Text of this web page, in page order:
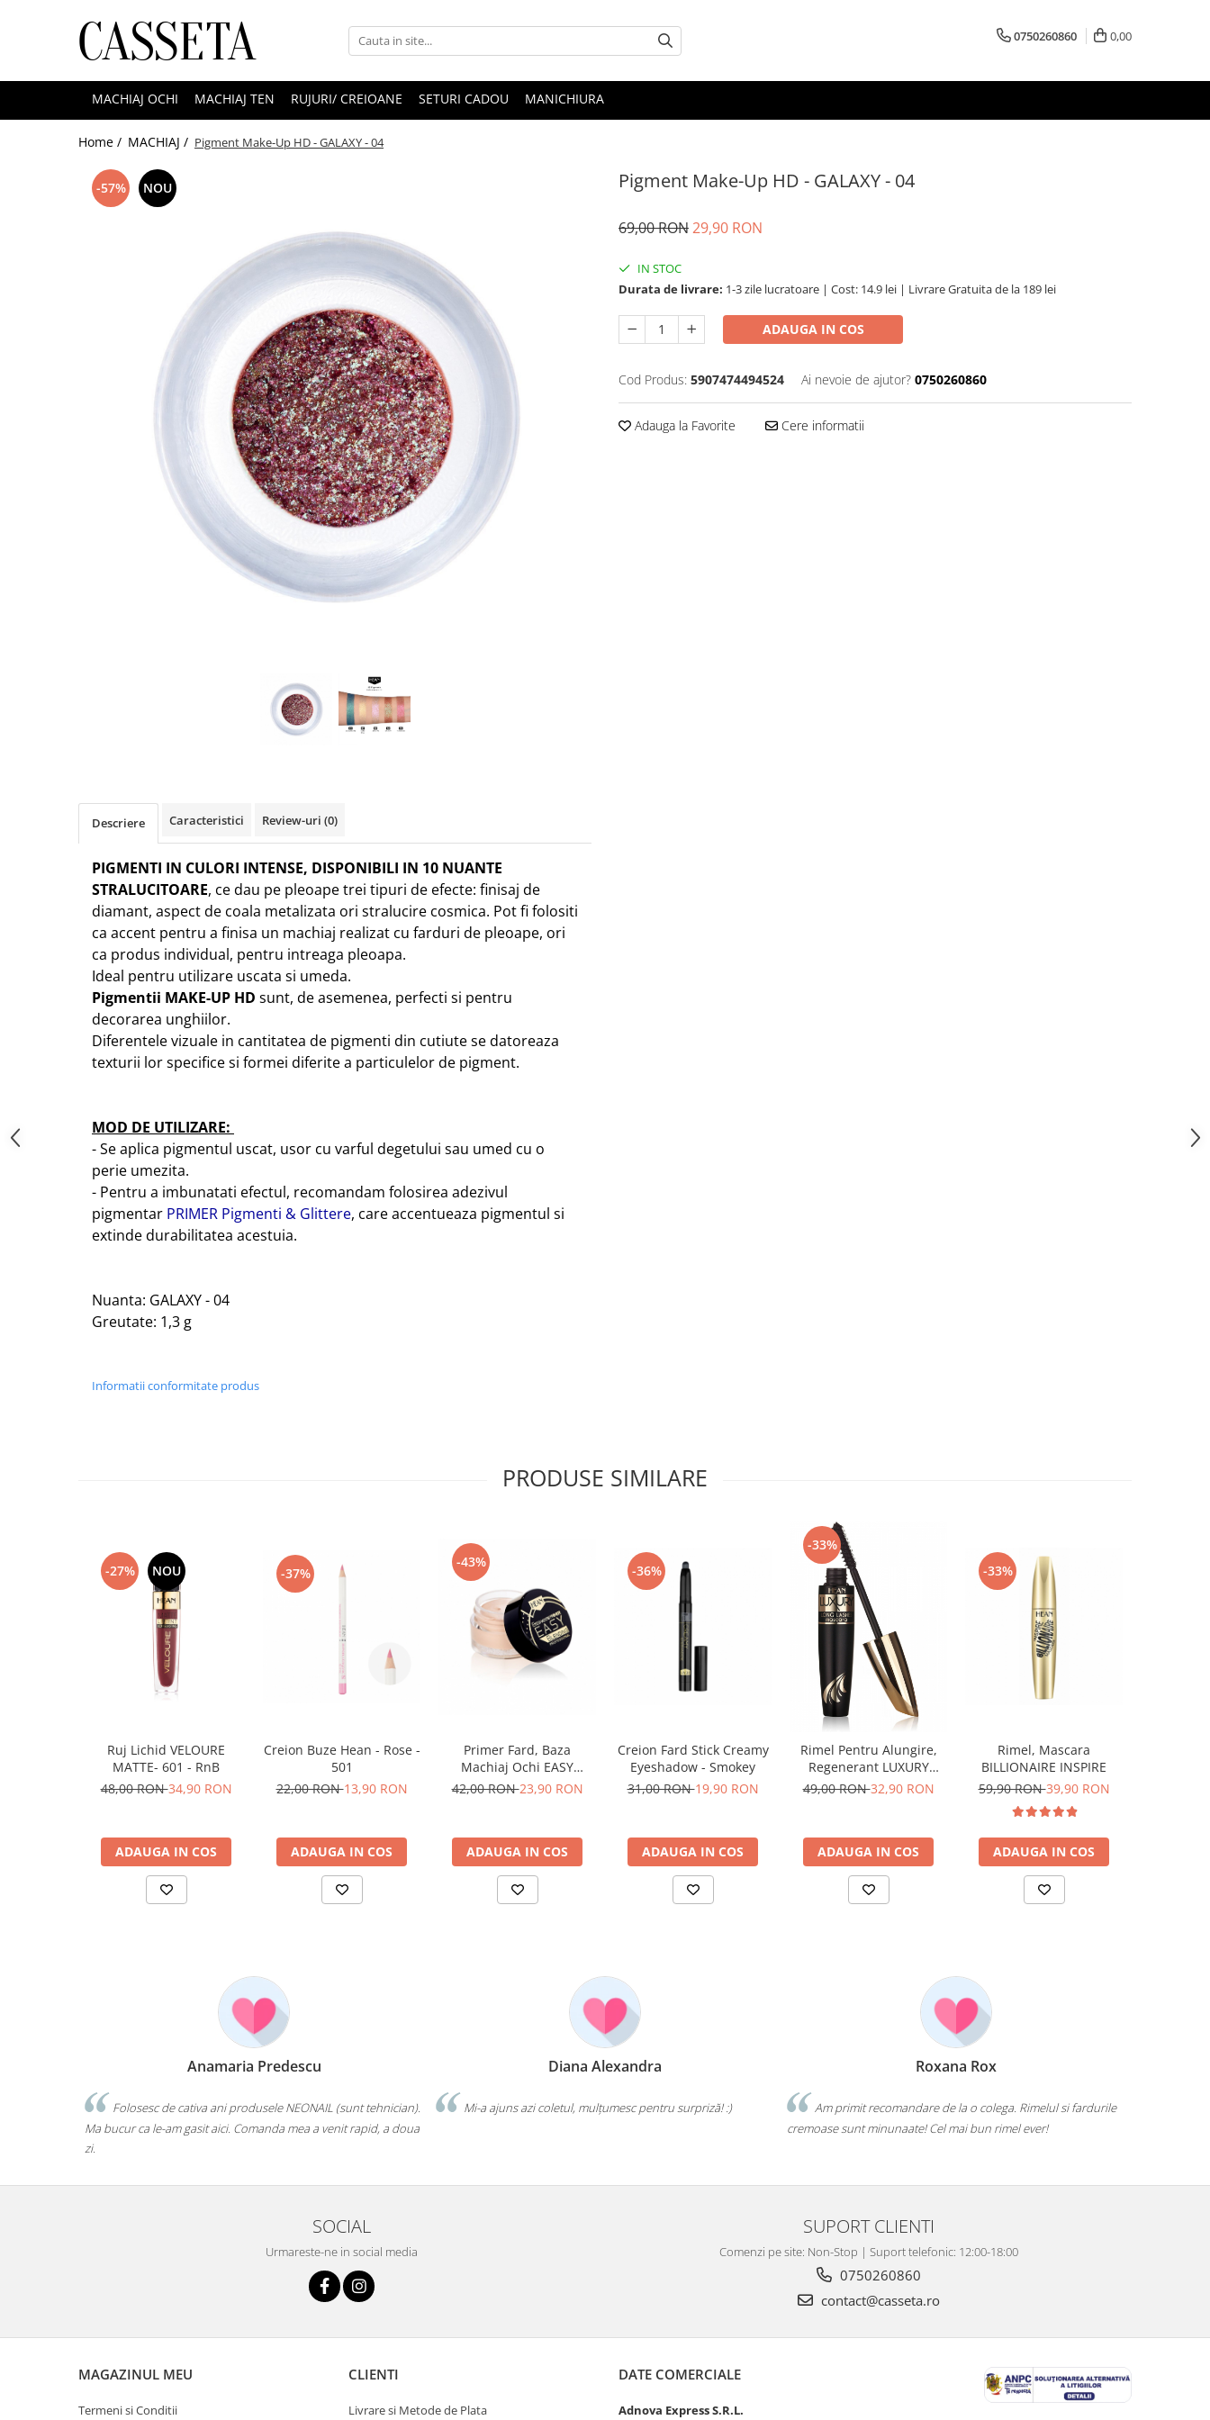
0750260860 0,00
MACHIAJ OCHI MACHIAJ TEN RUJURI/ CREIOANE SETURI CADOU MANICHIURA
Home / MACHIAJ / Pigment Make-Up HD - GALAXY - 04
Pigment Make-Up HD - GALAXY - 04
-57% NOU
69,00 RON29,90 RON
IN STOC
Durata de livrare: 1-3 zile lucratoare | Cost: 14.9 lei | Livrare Gratuita de la 189 lei
ADAUGA IN COS
Cod Produs: 5907474494524 Ai nevoie de ajutor? 0750260860
Adauga la Favorite Cere informatii
Descriere Caracteristici Review-uri (0)
PIGMENTI IN CULORI INTENSE, DISPONIBILI IN 10 NUANTE
STRALUCITOARE, ce dau pe pleoape trei tipuri de efecte: finisaj de
diamant, aspect de coala metalizata ori stralucire cosmica. Pot fi folositi
ca accent pentru a finisa un machiaj realizat cu farduri de pleoape, ori
ca produs individual, pentru intreaga pleoapa.
Ideal pentru utilizare uscata si umeda.
Pigmentii MAKE-UP HD sunt, de asemenea, perfecti si pentru
decorarea unghiilor.
Diferentele vizuale in cantitatea de pigmenti din cutiute se datoreaza
texturii lor specifice si formei diferite a particulelor de pigment.
MOD DE UTILIZARE:
- Se aplica pigmentul uscat, usor cu varful degetului sau umed cu o
perie umezita.
- Pentru a imbunatati efectul, recomandam folosirea adezivul
pigmentar PRIMER Pigmenti & Glittere, care accentueaza pigmentul si
extinde durabilitatea acestuia.
Nuanta: GALAXY - 04
Greutate: 1,3 g
Informatii conformitate produs
PRODUSE SIMILARE
-27% NOU
Ruj Lichid VELOURE
MATTE- 601 - RnB
48,00 RON34,90 RON
ADAUGA IN COS
-37%
Creion Buze Hean - Rose -
501
22,00 RON13,90 RON
ADAUGA IN COS
-43%
Primer Fard, Baza
Machiaj Ochi EASY
BLENDING PROFESSIONAL
42,00 RON23,90 RON
ADAUGA IN COS
-36%
Creion Fard Stick Creamy
Eyeshadow - Smokey
31,00 RON19,90 RON
ADAUGA IN COS
-33%
Rimel Pentru Alungire,
Regenerant LUXURY
LONG LASHES
49,00 RON32,90 RON
ADAUGA IN COS
-33%
Rimel, Mascara
BILLIONAIRE INSPIRE
59,90 RON39,90 RON
ADAUGA IN COS
Anamaria Predescu
Folosesc de cativa ani produsele NEONAIL (sunt tehnician).
Ma bucur ca le-am gasit aici. Comanda mea a venit rapid, a doua
zi.
Diana Alexandra
Mi-a ajuns azi coletul, mulțumesc pentru surpriză! :)
Roxana Rox
Am primit recomandare de la o colega. Rimelul si fardurile
cremoase sunt minunaate! Cel mai bun rimel ever!
SOCIAL
Urmareste-ne in social media
SUPORT CLIENTI
Comenzi pe site: Non-Stop | Suport telefonic: 12:00-18:00
0750260860
contact@casseta.ro
MAGAZINUL MEU
Termeni si Conditii
CLIENTI
Livrare si Metode de Plata
DATE COMERCIALE
Adnova Express S.R.L.